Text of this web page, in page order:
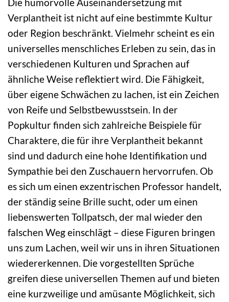
Verplantheit ist nicht auf eine bestimmte Kultur
oder Region beschränkt. Vielmehr scheint es ein
universelles menschliches Erleben zu sein, das in
verschiedenen Kulturen und Sprachen auf
ähnliche Weise reflektiert wird. Die Fähigkeit,
über eigene Schwächen zu lachen, ist ein Zeichen
von Reife und Selbstbewusstsein. In der
Popkultur finden sich zahlreiche Beispiele für
Charaktere, die für ihre Verplantheit bekannt
sind und dadurch eine hohe Identifikation und
Sympathie bei den Zuschauern hervorrufen. Ob
es sich um einen exzentrischen Professor handelt,
der ständig seine Brille sucht, oder um einen
liebenswerten Tollpatsch, der mal wieder den
falschen Weg einschlägt – diese Figuren bringen
uns zum Lachen, weil wir uns in ihren Situationen
wiedererkennen. Die vorgestellten Sprüche
greifen diese universellen Themen auf und bieten
eine kurzweilige und amüsante Möglichkeit, sich